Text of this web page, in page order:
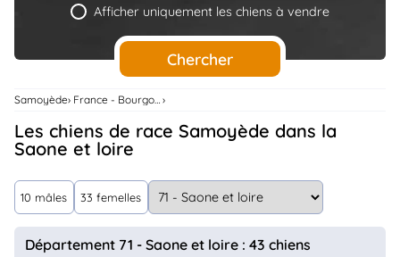
Services
..
Connexion
Afficher uniquement les chiens à vendre
Chercher
Samoyède France - Bourgogne-Franche-Comte
Les chiens de race Samoyède dans la
Saone et loire
10 mâles 33 femelles
Département 71 - Saone et loire : 43 chiens